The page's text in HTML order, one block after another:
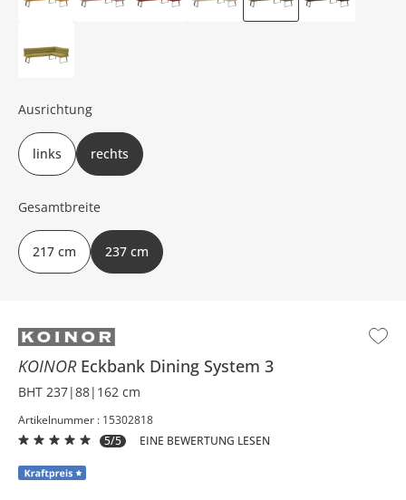
KOINOR Eckbank Dining System 3
BHT 237|88|162 cm
Artikelnummer : 15302818
5/5
EINE BEWERTUNG LESEN
Ausrichtung
links rechts
Gesamtbreite
217 cm 237 cm